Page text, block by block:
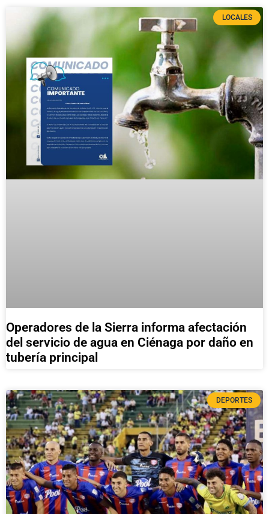
LOCALES
Operadores de la Sierra informa afectación
del servicio de agua en Ciénaga por daño en
tubería principal
DEPORTES